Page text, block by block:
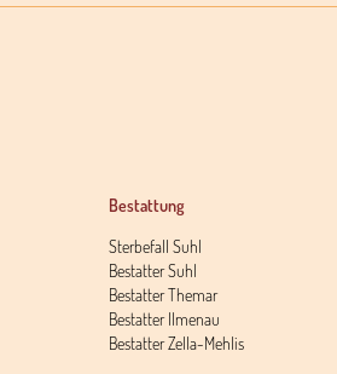
Bestattung
Sterbefall Suhl
Bestatter Suhl
Bestatter Themar
Bestatter Ilmenau
Bestatter Zella-Mehlis